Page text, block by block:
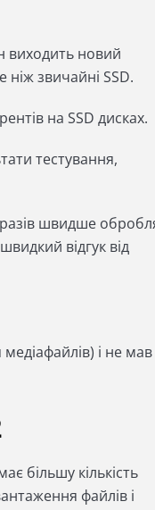
виходить новий
звичайні SSD.
на SSD дисках.
тестування,
швидше
відгук від
і не мав
більшу кількість
файлів і